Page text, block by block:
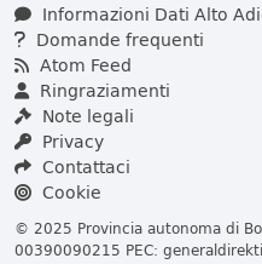
Informazioni Dati Alto
Domande frequenti
Atom Feed
Ringraziamenti
Note legali
Privacy
Contattaci
Cookie
© 2025 Provincia autonoma di
00390090215 PEC: